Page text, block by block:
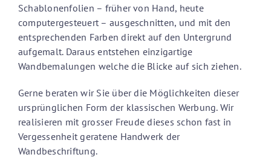
Schablonenfolien – früher von Hand, heute
computergesteuert – ausgeschnitten, und mit den
entsprechenden Farben direkt auf den Untergrund
aufgemalt. Daraus entstehen einzigartige
Wandbemalungen welche die Blicke auf sich ziehen.
Gerne beraten wir Sie über die Möglichkeiten dieser
ursprünglichen Form der klassischen Werbung. Wir
realisieren mit grosser Freude dieses schon fast in
Vergessenheit geratene Handwerk der
Wandbeschriftung.